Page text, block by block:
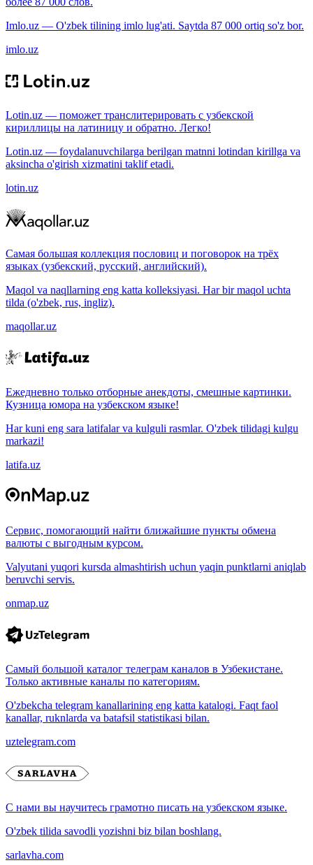
Imlo.uz — O'zbek tilining imlo lug'ati. Saytda 87 000 ortiq so'z bor.
imlo.uz
Lotin.uz — поможет транслитерировать с узбекской
кириллицы на латиницу и обратно. Легко!
Lotin.uz — foydalanuvchilarga berilgan matnni lotindan kirillga va
aksincha o'girish xizmatini taklif etadi.
lotin.uz
Самая большая коллекция пословиц и поговорок на трёх
языках (узбекский, русский, английский).
Maqol va naqllarning eng katta kolleksiyasi. Har bir maqol uchta
tilda (o'zbek, rus, ingliz).
maqollar.uz
Ежедневно только отборные анекдоты, смешные картинки.
Кузница юмора на узбекском языке!
Har kuni eng sara latifalar va kulguli rasmlar. O'zbek tilidagi kulgu
markazi!
latifa.uz
Сервис, помогающий найти ближайшие пункты обмена
валюты с выгодным курсом.
Valyutani yuqori kursda almashtirish uchun yaqin punktlarni aniqlab
beruvchi servis.
onmap.uz
Самый большой каталог телеграм каналов в Узбекистане.
Только активные каналы по категориям.
O'zbekcha telegram kanallarining eng katta katalogi. Faqt faol
kanallar, ruknlarda va batafsil statistikasi bilan.
uztelegram.com
С нами вы научитесь грамотно писать на узбекском языке.
O'zbek tilida savodli yozishni biz bilan boshlang.
sarlavha.com